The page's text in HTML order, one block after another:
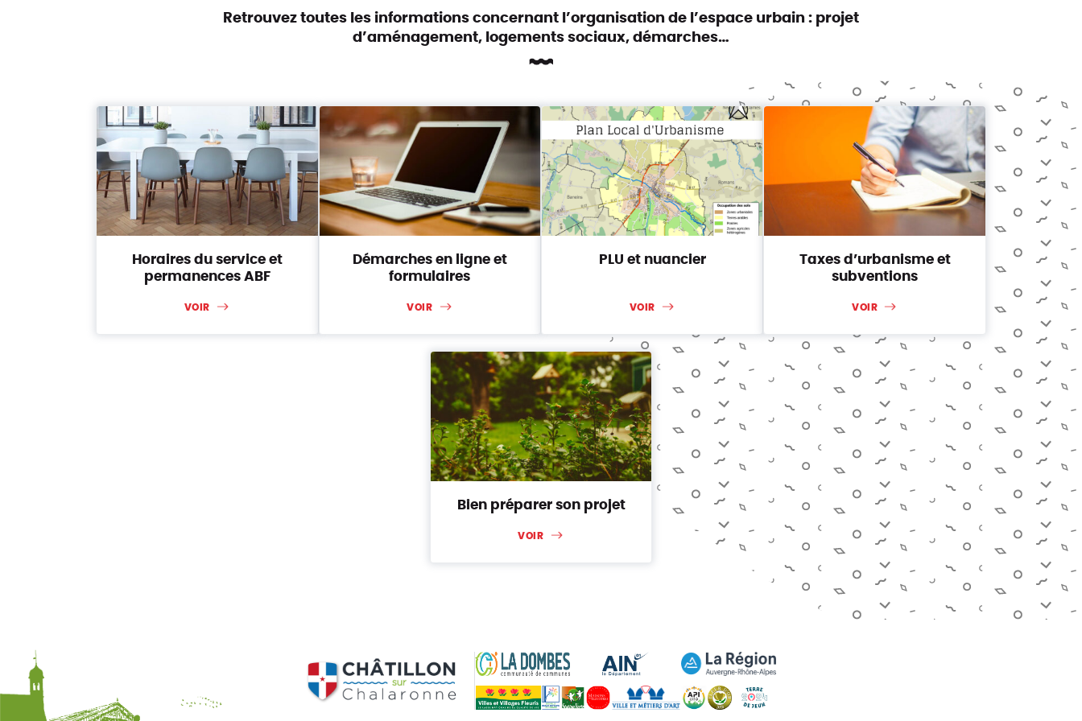
Retrouvez toutes les informations concernant l’organisation de l’espace urbain : projet
d’aménagement, logements sociaux, démarches…
Horaires du service et
permanences ABF
VOIR
Démarches en ligne et
formulaires
VOIR
PLU et nuancier
VOIR
Taxes d’urbanisme et
subventions
VOIR
Bien préparer son projet
VOIR